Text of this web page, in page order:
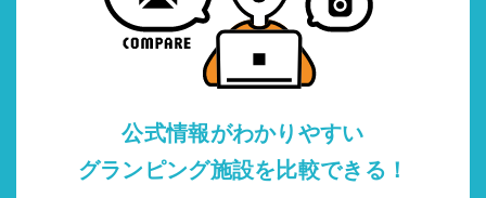
公式情報がわかりやすい
グランピング施設を比較できる！